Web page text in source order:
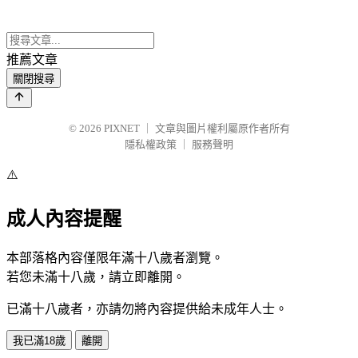
推薦文章
關閉搜尋
© 2026 PIXNET
文章與圖片權利屬原作者所有
隱私權政策
服務聲明
⚠️
成人內容提醒
本部落格內容僅限年滿十八歲者瀏覽。
若您未滿十八歲，請立即離開。
已滿十八歲者，亦請勿將內容提供給未成年人士。
我已滿18歲 離開